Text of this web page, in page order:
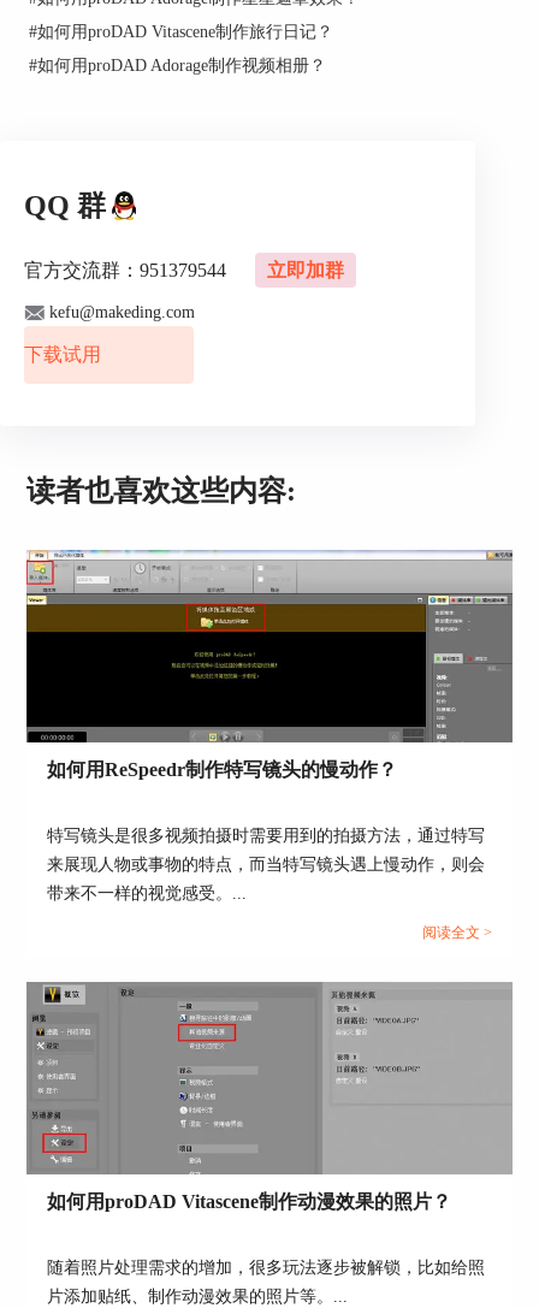
化操作，包括水平移动、垂直移动、翻转、变焦、
倾斜等，以此来减少视频的抖动。
在完成对视频的稳定和优化后，可以对优化的效果
进行对比查看。在界面右上角有“水平对比”和“垂
直对比”选项，可以通过对比查看来感受视频的优
图4：Mercalli视频对比
就拿这个山间风景视频来说，原视频的抖动比较厉
害。
图5：原山间风景画面
经过优化后，可以明显发现画面的抖动程度降低
了，稳定性得到了很好的提升。
#如何用proDAD Vitascene制作旅行日记？
#如何用proDAD Adorage制作视频相册？
QQ 群
官方交流群：951379544 立即加群
kefu@makeding.com
下载试用
读者也喜欢这些内容:
如何用ReSpeedr制作特写镜头的慢动作？
特写镜头是很多视频拍摄时需要用到的拍摄方法，通过特写
来展现人物或事物的特点，而当特写镜头遇上慢动作，则会
带来不一样的视觉感受。...
阅读全文 >
如何用proDAD Vitascene制作动漫效果的照片？
随着照片处理需求的增加，很多玩法逐步被解锁，比如给照
片添加贴纸、制作动漫效果的照片等。...